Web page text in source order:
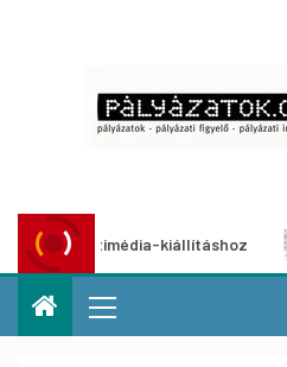
multimédia-kiállításhoz